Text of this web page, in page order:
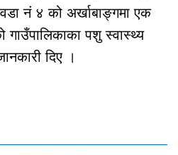
नं ४ को अर्खाबाङ्गमा एक
पशु स्वास्थ्य
दिए ।